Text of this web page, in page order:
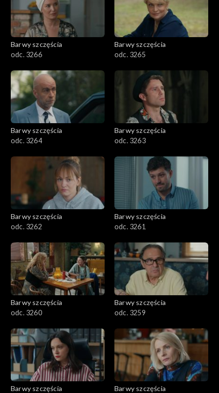
Barwy szczęścia
odc. 3266
Barwy szczęścia
odc. 3265
Barwy szczęścia
odc. 3264
Barwy szczęścia
odc. 3263
Barwy szczęścia
odc. 3262
Barwy szczęścia
odc. 3261
Barwy szczęścia
odc. 3260
Barwy szczęścia
odc. 3259
Barwy szczęścia
Barwy szczęścia